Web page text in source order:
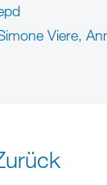
Viere,